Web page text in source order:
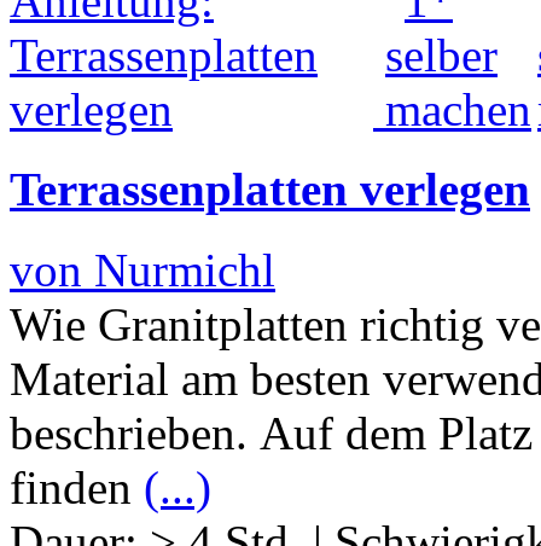
Terrassenplatten verlegen
von Nurmichl
Wie Granitplatten richtig
Material am besten
beschrieben. Auf dem
finden (...)